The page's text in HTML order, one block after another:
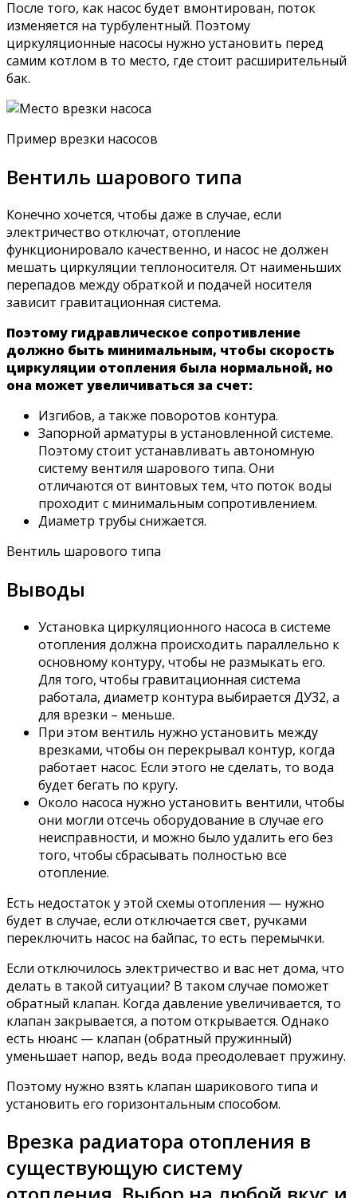
После того, как насос будет вмонтирован, поток
изменяется на турбулентный. Поэтому
циркуляционные насосы нужно установить перед
самим котлом в то место, где стоит расширительный
бак.
Пример врезки насосов
Вентиль шарового типа
Конечно хочется, чтобы даже в случае, если
электричество отключат, отопление
функционировало качественно, и насос не должен
мешать циркуляции теплоносителя. От наименьших
перепадов между обраткой и подачей носителя
зависит гравитационная система.
Поэтому гидравлическое сопротивление
должно быть минимальным, чтобы скорость
циркуляции отопления была нормальной, но
она может увеличиваться за счет:
Изгибов, а также поворотов контура.
Запорной арматуры в установленной системе.
Поэтому стоит устанавливать автономную
систему вентиля шарового типа. Они
отличаются от винтовых тем, что поток воды
проходит с минимальным сопротивлением.
Диаметр трубы снижается.
Вентиль шарового типа
Выводы
Установка циркуляционного насоса в системе
отопления должна происходить параллельно к
основному контуру, чтобы не размыкать его.
Для того, чтобы гравитационная система
работала, диаметр контура выбирается ДУ32, а
для врезки – меньше.
При этом вентиль нужно установить между
врезками, чтобы он перекрывал контур, когда
работает насос. Если этого не сделать, то вода
будет бегать по кругу.
Около насоса нужно установить вентили, чтобы
они могли отсечь оборудование в случае его
неисправности, и можно было удалить его без
того, чтобы сбрасывать полностью все
отопление.
Есть недостаток у этой схемы отопления — нужно
будет в случае, если отключается свет, ручками
переключить насос на байпас, то есть перемычки.
Если отключилось электричество и вас нет дома, что
делать в такой ситуации? В таком случае поможет
обратный клапан. Когда давление увеличивается, то
клапан закрывается, а потом открывается. Однако
есть нюанс — клапан (обратный пружинный)
уменьшает напор, ведь вода преодолевает пружину.
Поэтому нужно взять клапан шарикового типа и
установить его горизонтальным способом.
Врезка радиатора отопления в
существующую систему